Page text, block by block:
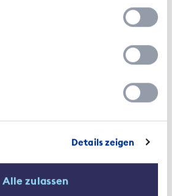
Details zeigen
Alle zulassen
ist nötig –
2017